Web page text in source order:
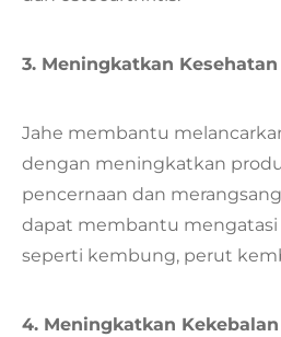
3. Meningkatkan
Jahe membantu
dengan meningkatkan
pencernaan dan
dapat membantu mengatasi
seperti kembung, perut
4. Meningkatkan